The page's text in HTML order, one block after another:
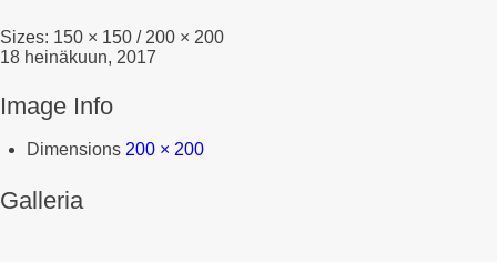
Sizes: 150 × 150 / 200 × 200
18 heinäkuun, 2017
Image Info
Dimensions 200 × 200
Galleria